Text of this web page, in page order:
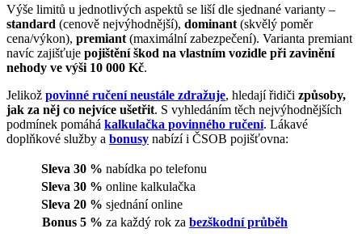
Výše limitů u jednotlivých aspektů se liší dle sjednané varianty –⁠
standard (cenově nejvýhodnější), dominant (skvělý poměr
cena/výkon), premiant (maximální zabezpečení). Varianta premiant
navíc zajišťuje pojištění škod na vlastním vozidle při zavinění
nehody ve výši 10 000 Kč.
Jelikož povinné ručení neustále zdražuje, hledají řidiči způsoby,
jak za něj co nejvíce ušetřit. S vyhledáním těch nejvýhodnějších
podmínek pomáhá kalkulačka povinného ručení. Lákavé
doplňkové služby a bonusy nabízí i ČSOB pojišťovna:
Sleva 30 % nabídka po telefonu
Sleva 30 % online kalkulačka
Sleva 20 % sjednání online
Bonus 5 % za každý rok za bezškodní průběh